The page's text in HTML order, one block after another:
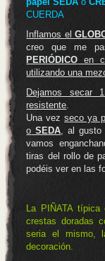
CUERDA
Inflamos el
creo que me
PERIÓDICO en
utilizando una
Dejamos secar
resistente
Una vezseco ya
o SEDA , al
vamos
tiras del rollo de
podéis ver en las
La PIÑATA
crestas doradas
seria el mismo,
decoración.